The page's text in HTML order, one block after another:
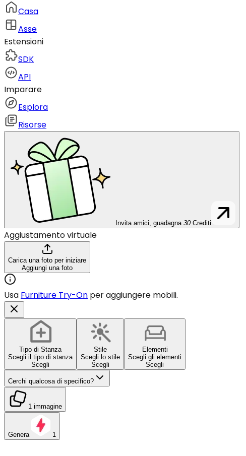
Casa
Asse
Estensioni
SDK
API
Imparare
Esplora
Risorse
Invita amici, guadagna 30 Crediti
Aggiustamento virtuale
Carica una foto per iniziare
Aggiungi una foto
Usa Furniture Try-On per aggiungere mobili.
Tipo di Stanza
Scegli il tipo di stanza
Scegli
Stile
Scegli lo stile
Scegli
Elementi
Scegli gli elementi
Scegli
Cerchi qualcosa di specifico?
1 immagine
Genera 1